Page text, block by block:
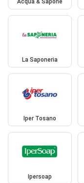
Acqua & Sapone
La Saponeria
Iper Tosano
Ipersoap